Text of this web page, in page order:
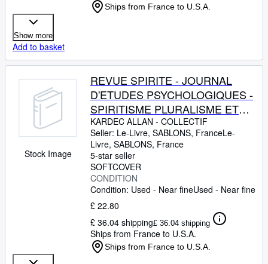
Ships from France to U.S.A.
Show more
Add to basket
Stock Image
REVUE SPIRITE - JOURNAL
D'ETUDES PSYCHOLOGIQUES -
SPIRITISME PLURALISME ET
DIALOGUE PAR ANDRE DUMAS
- DU SORT DES TREPASSES
PAR MONTANDON - LE
MAGNETISME DE LA MEMOIRE
PAR F. GOURON -
KARDEC ALLAN - COLLECTIF
Seller: Le-Livre, SABLONS, FranceLe-
Livre, SABLONS, France
5-star seller
SOFTCOVER
CONDITION
Condition: Used - Near fineUsed - Near fine
£ 22.80
£ 36.04 shipping£ 36.04 shipping
Ships from France to U.S.A.
Ships from France to U.S.A.